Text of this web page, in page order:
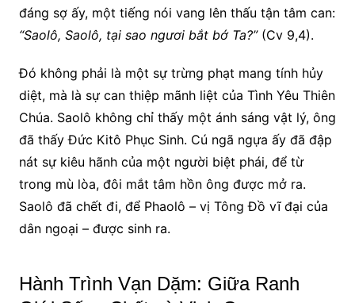
đáng sợ ấy, một tiếng nói vang lên thấu tận tâm can:
“Saolô, Saolô, tại sao ngươi bắt bớ Ta?”(Cv 9,4).
Đó không phải là một sự trừng phạt mang tính hủy
diệt, mà là sự can thiệp mãnh liệt của Tình Yêu Thiên
Chúa. Saolô không chỉ thấy một ánh sáng vật lý, ông
đã thấy Đức Kitô Phục Sinh. Cú ngã ngựa ấy đã đập
nát sự kiêu hãnh của một người biệt phái, để từ
trong mù lòa, đôi mắt tâm hồn ông được mở ra.
Saolô đã chết đi, để Phaolô – vị Tông Đồ vĩ đại của
dân ngoại – được sinh ra.
Hành Trình Vạn Dặm: Giữa Ranh